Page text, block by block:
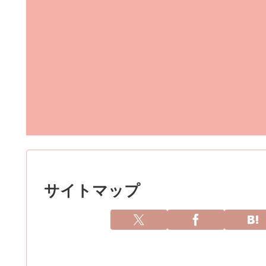
サイトマップ